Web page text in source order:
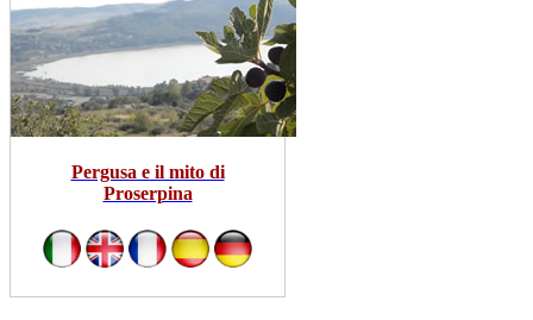
Pergusa e il mito di
Proserpina